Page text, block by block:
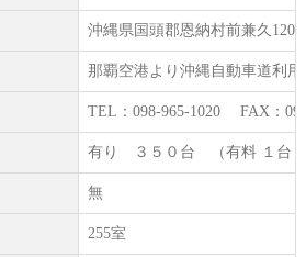
沖縄県国頭郡恩納村前兼久1203
那覇空港より沖縄自動車道利
TEL：098-965-1020 FAX：
有り ３５０台 （有料 １台￥
無
255室